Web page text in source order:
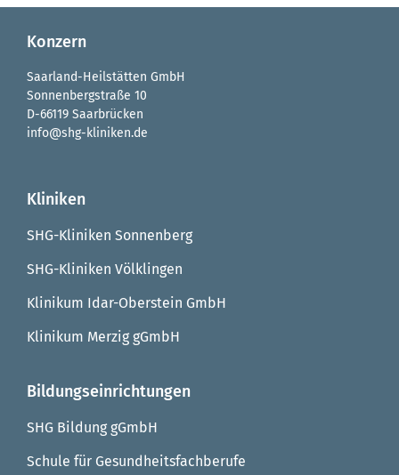
Konzern
Saarland-Heilstätten GmbH
Sonnenbergstraße 10
D-66119 Saarbrücken
info@shg-kliniken.de
Kliniken
SHG-Kliniken Sonnenberg
SHG-Kliniken Völklingen
Klinikum Idar-Oberstein GmbH
Klinikum Merzig gGmbH
Bildungseinrichtungen
SHG Bildung gGmbH
Schule für Gesundheitsfachberufe